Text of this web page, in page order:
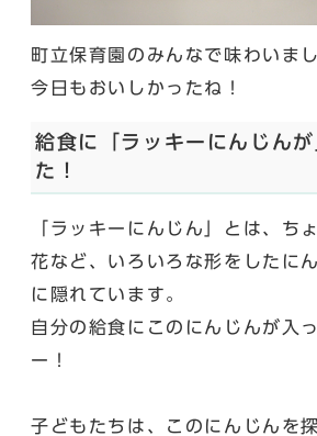
町立保育園のみんなで味わいまし
今日もおいしかったね！
給食に「ラッキーにんじん
た！
「ラッキーにんじん」とは、ち
花など、いろいろな形をしたに
に隠れています。
自分の給食にこのにんじんが入
ー！
子どもたちは、このにんじんを